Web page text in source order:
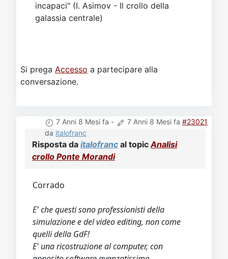
incapaci" (I. Asimov - Il crollo della
galassia centrale)
Si prega Accesso a partecipare alla
conversazione.
7 Anni 8 Mesi fa - 7 Anni 8 Mesi fa #23021
da italofranc
Risposta da italofranc al topic Analisi
crollo Ponte Morandi
Corrado
E' che questi sono professionisti della
simulazione e del video editing, non come
quelli della GdF!
E' una ricostruzione al computer, con